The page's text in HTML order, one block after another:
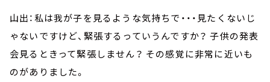
山出：私は我が子を見るような気持ちで・・・見たくないじ
ゃないですけど、緊張するっていうんですか？ 子供の発表
会見るときって緊張しません？ その感覚に非常に近いも
のがありました。